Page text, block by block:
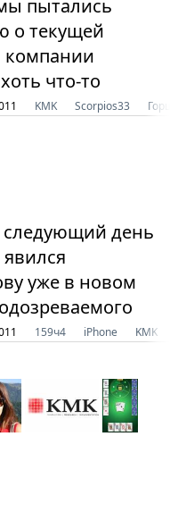
пытались
о текущей
компании
что-то
KMK Scorpios33
следующий день
явился
уже в новом
159ч4 iPhone KMK